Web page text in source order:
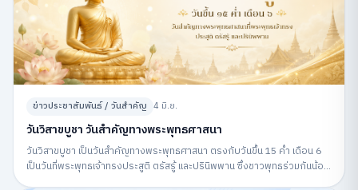
ข่าวประชาสัมพันธ์ / วันสำคัญ 4 มิ.ย.
วันวิสาขบูชา วันสำคัญทางพระพุทธศาสนา
วันวิสาขบูชา เป็นวันสำคัญทางพระพุทธศาสนา ตรงกับวันขึ้น 15 ค่ำ เดือน 6
เป็นวันที่พระพุทธเจ้าทรงประสูติ ตรัสรู้ และปรินิพพาน ซึ่งชาวพุทธร่วมกันน้อม